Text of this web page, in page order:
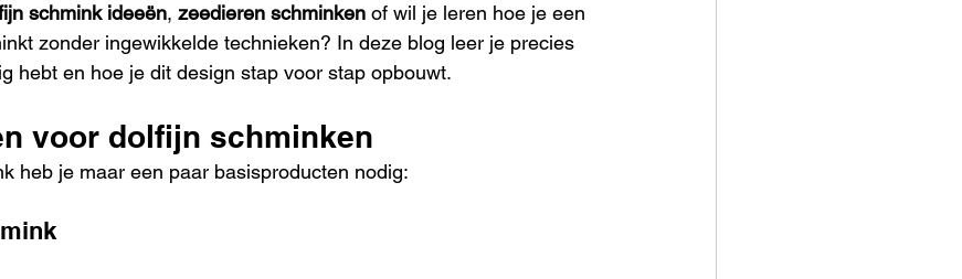
schmink ideeën, zeedieren schminken of wil je leren hoe je een
zonder ingewikkelde technieken? In deze blog leer je precies
hebt en hoe je dit design stap voor stap opbouwt.
voor dolfijn schminken
heb je maar een paar basisproducten nodig: